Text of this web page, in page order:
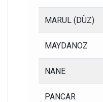
MARUL (DÜZ)
MAYDANOZ
NANE
PANCAR